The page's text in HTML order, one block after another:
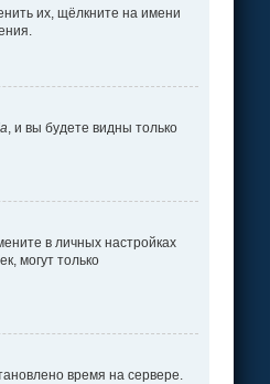
их, щёлкните на имени
, и вы будете видны только
в личных настройках
могут только
время на сервере.